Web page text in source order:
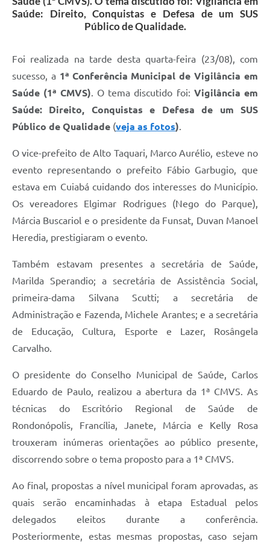
Saúde: Direito, Conquistas e Defesa de um SUS
Público de Qualidade.
Foi realizada na tarde desta quarta-feira (23/08), com
sucesso, a 1ª Conferência Municipal de Vigilância em
Saúde (1ª CMVS). O tema discutido foi: Vigilância em
Saúde: Direito, Conquistas e Defesa de um SUS
Público de Qualidade (veja as fotos).
O vice-prefeito de Alto Taquari, Marco Aurélio, esteve no
evento representando o prefeito Fábio Garbugio, que
estava em Cuiabá cuidando dos interesses do Município.
Os vereadores Elgimar Rodrigues (Nego do Parque),
Márcia Buscariol e o presidente da Funsat, Duvan Manoel
Heredia, prestigiaram o evento.
Também estavam presentes a secretária de Saúde,
Marilda Sperandio; a secretária de Assistência Social,
primeira-dama Silvana Scutti; a secretária de
Administração e Fazenda, Michele Arantes; e a secretária
de Educação, Cultura, Esporte e Lazer, Rosângela
Carvalho.
O presidente do Conselho Municipal de Saúde, Carlos
Eduardo de Paulo, realizou a abertura da 1ª CMVS. As
técnicas do Escritório Regional de Saúde de
Rondonópolis, Francília, Janete, Márcia e Kelly Rosa
trouxeram inúmeras orientações ao público presente,
discorrendo sobre o tema proposto para a 1ª CMVS.
Ao final, propostas a nível municipal foram aprovadas, as
quais serão encaminhadas à etapa Estadual pelos
delegados eleitos durante a conferência.
Posteriormente, estas mesmas propostas, caso sejam